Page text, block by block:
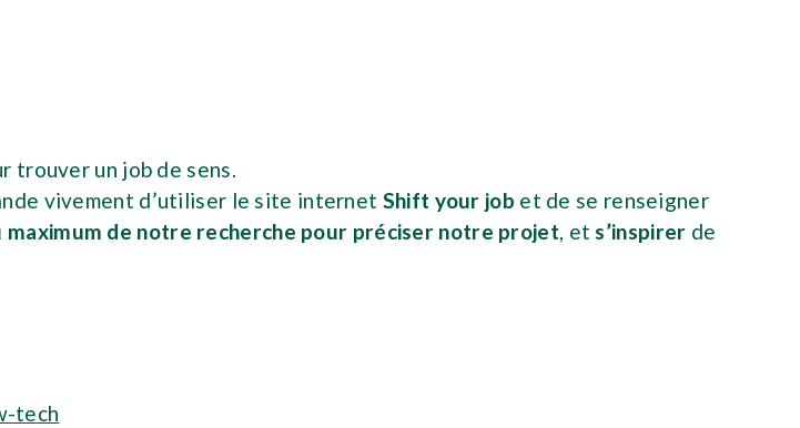
trouver un job de sens.
vivement d’utiliser le site internet Shift your job et de se renseigner
maximum de notre recherche pour préciser notre projet, ets’inspirer de
tech